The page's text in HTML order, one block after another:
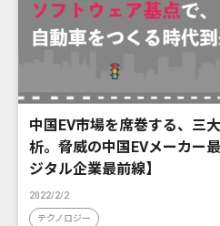
中国EV市場を席巻する、三
析。脅威の中国EVメーカー
ジタル企業最前線】
2022/2/2
テクノロジー